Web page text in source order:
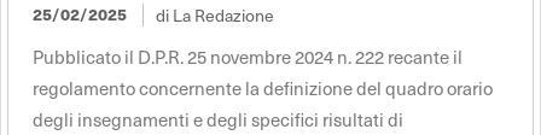
25/02/2025 di La Redazione
Pubblicato il D.P.R. 25 novembre 2024 n. 222 recante il
regolamento concernente la definizione del quadro orario
degli insegnamenti e degli specifici risultati di